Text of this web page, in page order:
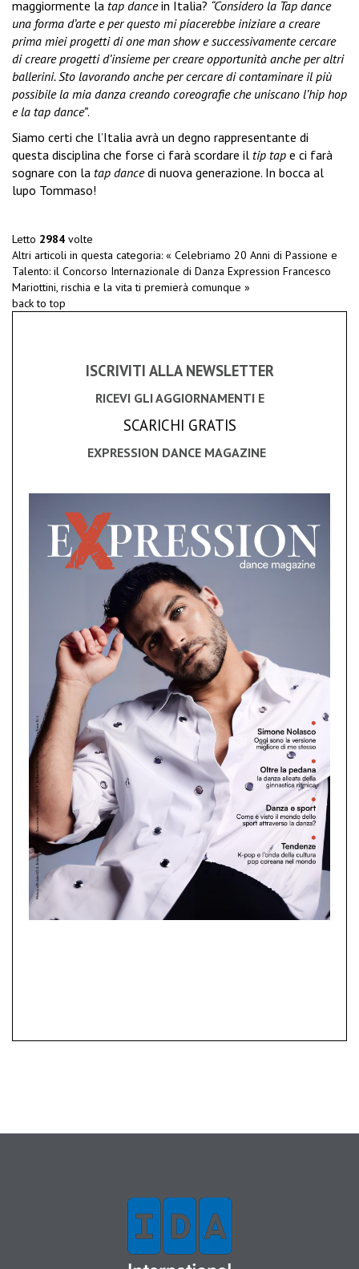
maggiormente la tap dancein Italia? “Considero la Tap dance
una forma d’arte e per questo mi piacerebbe iniziare a creare
prima miei progetti di one man show e successivamente cercare
di creare progetti d’insieme per creare opportunità anche per altri
ballerini. Sto lavorando anche per cercare di contaminare il più
possibile la mia danza creando coreografie che uniscano l’hip hop
e la tap dance”.
Siamo certi che l’Italia avrà un degno rappresentante di
questa disciplina che forse ci farà scordare il tip tap e ci farà
sognare con la tap dancedi nuova generazione. In bocca al
lupo Tommaso!
Letto 2984 volte
Altri articoli in questa categoria: « Celebriamo 20 Anni di Passione e
Talento: il Concorso Internazionale di Danza Expression Francesco
Mariottini, rischia e la vita ti premierà comunque »
back to top
ISCRIVITI ALLA NEWSLETTER
RICEVI GLI AGGIORNAMENTI E
SCARICHI GRATIS
EXPRESSION DANCE MAGAZINE